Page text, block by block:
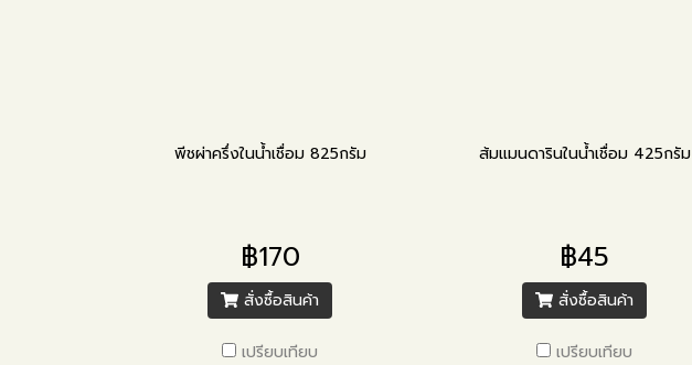
พีชผ่าครึ่งในน้ำเชื่อม 825กรัม
฿170
สั่งซื้อสินค้า
เปรียบเทียบ
ส้มแมนดารินในน้ำเชื่อม 425กรัม
฿45
สั่งซื้อสินค้า
เปรียบเทียบ